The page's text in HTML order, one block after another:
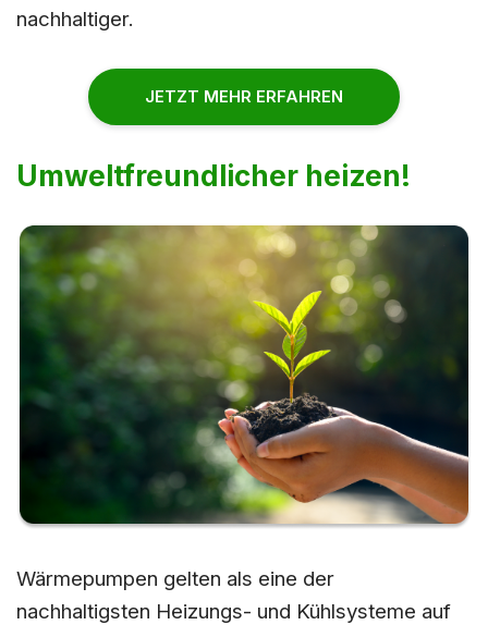
nachhaltiger.
JETZT MEHR ERFAHREN
Umweltfreundlicher heizen!
Wärmepumpen gelten als eine der
nachhaltigsten Heizungs- und Kühlsysteme auf